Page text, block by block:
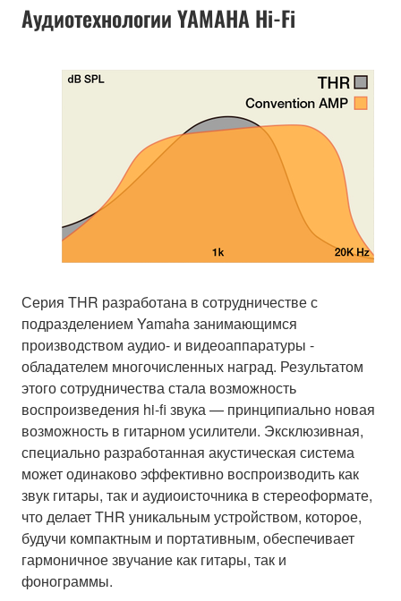
Аудиотехнологии YAMAHA Hi-Fi
Серия THR разработана в сотрудничестве с
подразделением Yamaha занимающимся
производством аудио- и видеоаппаратуры -
обладателем многочисленных наград. Результатом
этого сотрудничества стала возможность
воспроизведения hi-fi звука — принципиально новая
возможность в гитарном усилители. Эксклюзивная,
специально разработанная акустическая система
может одинаково эффективно воспроизводить как
звук гитары, так и аудиоисточника в стереоформате,
что делает THR уникальным устройством, которое,
будучи компактным и портативным, обеспечивает
гармоничное звучание как гитары, так и
фонограммы.